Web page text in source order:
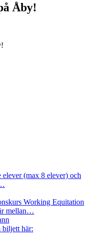
Åby!
elever (max 8 elever) och
Working Equitation
mellan…
här: